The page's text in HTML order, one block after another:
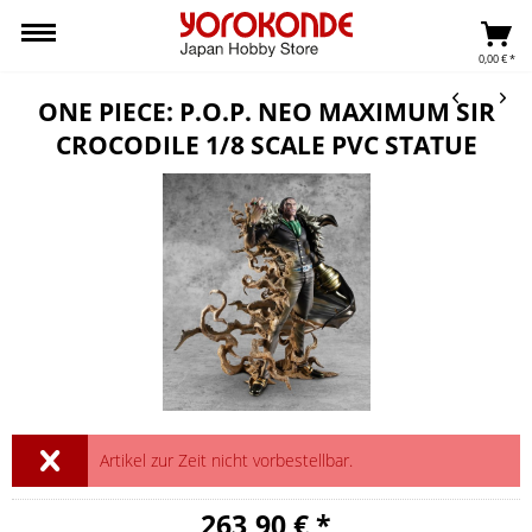
0,00 € *
ONE PIECE: P.O.P. NEO MAXIMUM SIR
CROCODILE 1/8 SCALE PVC STATUE
Artikel zur Zeit nicht vorbestellbar.